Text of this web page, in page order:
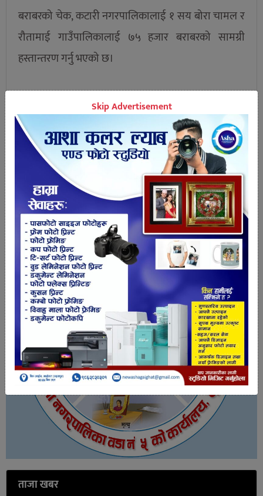
बराबरको चेक, कटारी नगरपालिकालाई १ सय बोरा चामल र
रौतामाई गाउँपालिकालाई ७५ हजार बराबरको सामग्री
हस्तान्तरण गर्नु भएको छ।
तपाईको प्रतिक्रिया
ताजा खबर
Skip Advertisement